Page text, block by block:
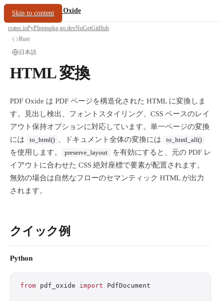
Skip to content
oxide.fyi/PDF Oxide
crates.ioPyPInpmpkg.go.devNuGetGitHub
Rust
日本語
HTML 変換
PDF Oxide は PDF ページを構造化された HTML に変換しま
す。見出し検出、フォントスタイリング、CSS ベースのレイ
アウト保持オプションに対応しています。単一ページの変換
には
to_html() 、ドキュメント全体の変換には to_html_all()
を使用します。 preserve_layout
を有効にすると、元の PDF レ
イアウトに合わせた CSS 絶対座標で要素が配置されます。
無効の場合は自然なフローのセマンティック HTML が出力
されます。
クイック例
Python
from pdf_oxide import PdfDocument